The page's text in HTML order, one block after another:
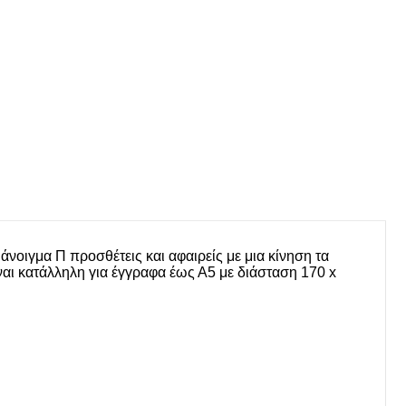
Π προσθέτεις και αφαιρείς με μια κίνηση τα
κατάλληλη για έγγραφα έως Α5 με διάσταση 170 x